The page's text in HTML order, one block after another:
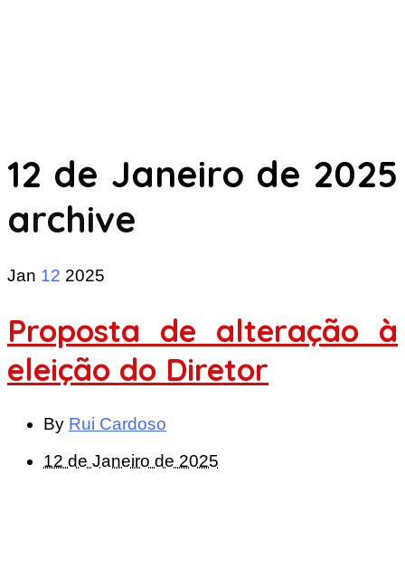
12 de Janeiro de 2025
archive
Jan 12 2025
Proposta de alteração à
eleição do Diretor
By Rui Cardoso
12 de Janeiro de 2025